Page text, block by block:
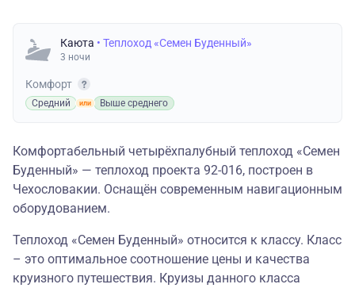
Каюта • Теплоход «Семен Буденный»
3 ночи
Комфорт
Средний Выше среднего
Комфортабельный четырёхпалубный теплоход «Семен
Буденный» — теплоход проекта 92-016, построен в
Чехословакии. Оснащён современным навигационным
оборудованием.
Теплоход «Семен Буденный» относится к классу. Класс
– это оптимальное соотношение цены и качества
круизного путешествия. Круизы данного класса